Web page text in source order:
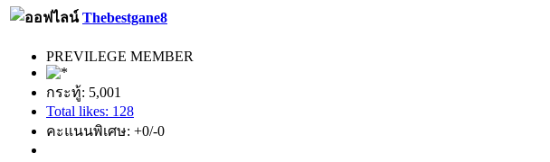
Thebestgane8
PREVILEGE MEMBER
กระทู้: 5,001
Total likes: 128
คะแนนพิเศษ: +0/-0